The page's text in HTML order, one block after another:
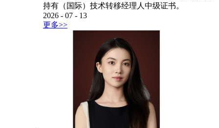
持有（国际）技术转移经理人中级证书。
2026 - 07 - 13
更多>>